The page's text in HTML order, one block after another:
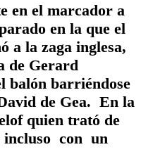
en el marcador a
en la que el
a la zaga inglesa,
de Gerard
barriéndose
de Gea. En la
quien trató de
incluso con un